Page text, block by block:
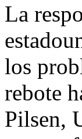
La
los
rebote
Pilsen,